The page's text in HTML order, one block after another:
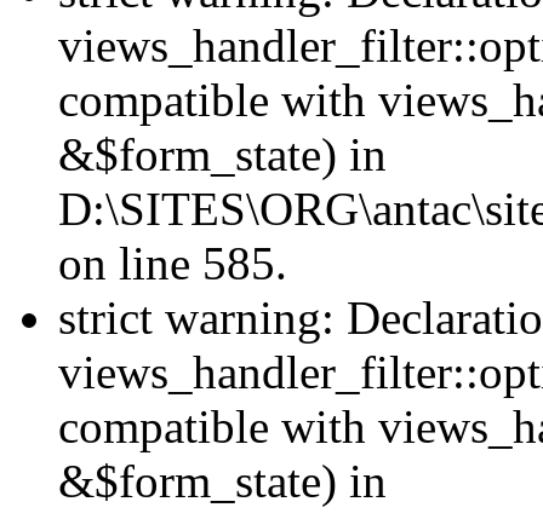
compatible with
&$form_state) in
on line 585.
strict warning:
compatible with
&$form_state) in